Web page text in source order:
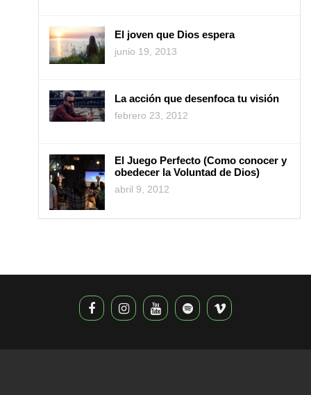
El joven que Dios espera
junio 19, 2013
La acción que desenfoca tu visión
febrero 23, 2012
El Juego Perfecto (Como conocer y
obedecer la Voluntad de Dios)
abril 9, 2012